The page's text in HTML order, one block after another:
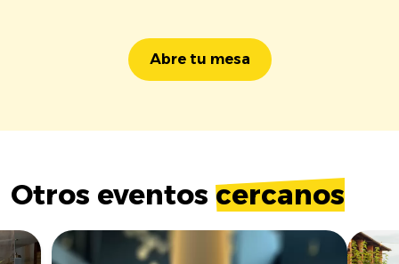
Abre tu mesa
Otros eventos cercanos